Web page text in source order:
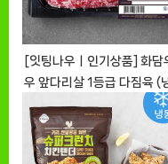
[잇팅나우ㅣ인기상품] 화담
우 앞다리살 1등급 다짐육 (
300g, 1개 [EatingNOWㅣ
상품]